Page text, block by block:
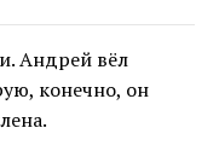
Андрей вёл
конечно, он